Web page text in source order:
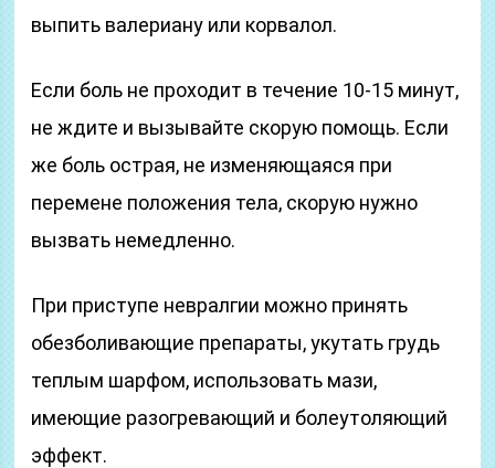
выпить валериану или корвалол.
Если боль не проходит в течение 10-15 минут,
не ждите и вызывайте скорую помощь. Если
же боль острая, не изменяющаяся при
перемене положения тела, скорую нужно
вызвать немедленно.
При приступе невралгии можно принять
обезболивающие препараты, укутать грудь
теплым шарфом, использовать мази,
имеющие разогревающий и болеутоляющий
эффект.